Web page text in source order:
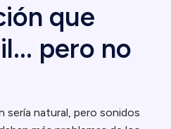
que
pero no
sería natural, pero sonidos